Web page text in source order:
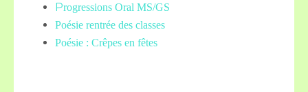
Progressions Oral MS/GS
Poésie rentrée des classes
Poésie : Crêpes en fêtes